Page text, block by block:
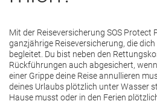
Mit der Reiseversicherung SOS Protect
ganzjährige Reiseversicherung, die
begleitet. Du bist neben den
Rückführungen auch abgesichert,
einer Grippe deine Reise annullieren
deines Urlaubs plötzlich unter Wasser
Hause musst oder in den Ferien